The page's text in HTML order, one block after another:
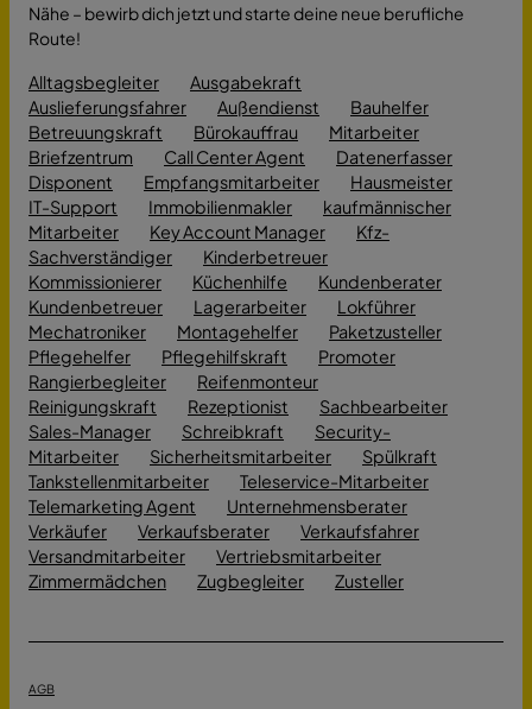
Nähe – bewirb dich jetzt und starte deine neue berufliche
Route!
Alltagsbegleiter
Ausgabekraft
Auslieferungsfahrer
Außendienst
Bauhelfer
Betreuungskraft
Bürokauffrau
Mitarbeiter
Briefzentrum
Call Center Agent
Datenerfasser
Disponent
Empfangsmitarbeiter
Hausmeister
IT-Support
Immobilienmakler
kaufmännischer
Mitarbeiter
Key Account Manager
Kfz-
Sachverständiger
Kinderbetreuer
Kommissionierer
Küchenhilfe
Kundenberater
Kundenbetreuer
Lagerarbeiter
Lokführer
Mechatroniker
Montagehelfer
Paketzusteller
Pflegehelfer
Pflegehilfskraft
Promoter
Rangierbegleiter
Reifenmonteur
Reinigungskraft
Rezeptionist
Sachbearbeiter
Sales-Manager
Schreibkraft
Security-
Mitarbeiter
Sicherheitsmitarbeiter
Spülkraft
Tankstellenmitarbeiter
Teleservice-Mitarbeiter
Telemarketing Agent
Unternehmensberater
Verkäufer
Verkaufsberater
Verkaufsfahrer
Versandmitarbeiter
Vertriebsmitarbeiter
Zimmermädchen
Zugbegleiter Zusteller
AGB